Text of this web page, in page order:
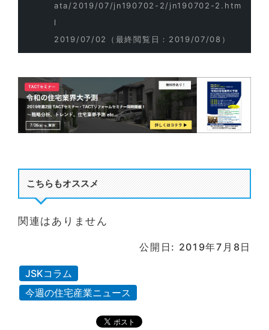
ata/2019/07/jn190702-2/jn190702-2.htm
l
2019/07/02
（最終閲覧日：2019/07/08）
こちらもオススメ
関連はありません
公開日: 2019年7月8日
JSKコラム
今週の住宅産業ニュース